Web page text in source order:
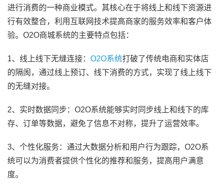
进行消费的一种商业模式。其核心在于将线上和线下资源进
行有效整合，利用互联网技术提高商家的服务效率和客户体
验。O2O商城系统的主要特点包括：
1、线上线下无缝连接： O2O系统打破了传统电商和实体店
的隔阂，通过线上预订、线下消费的方式，实现了线上线下
的无缝对接。
2、实时数据同步：O2O系统能够实时同步线上和线下的库
存、订单等数据，避免了信息不对称，提升了运营效率。
3、个性化服务：通过大数据分析和用户行为跟踪，O2O系
统可以为消费者提供个性化的推荐和服务，提高用户满意
度。